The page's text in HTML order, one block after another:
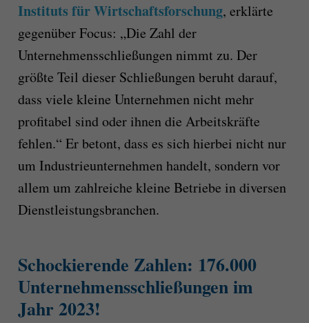
Instituts für Wirtschaftsforschung, erklärte
gegenüber Focus: „Die Zahl der
Unternehmensschließungen nimmt zu. Der
größte Teil dieser Schließungen beruht darauf,
dass viele kleine Unternehmen nicht mehr
profitabel sind oder ihnen die Arbeitskräfte
fehlen.“ Er betont, dass es sich hierbei nicht nur
um Industrieunternehmen handelt, sondern vor
allem um zahlreiche kleine Betriebe in diversen
Dienstleistungsbranchen.
Schockierende Zahlen: 176.000
Unternehmensschließungen im
Jahr 2023!